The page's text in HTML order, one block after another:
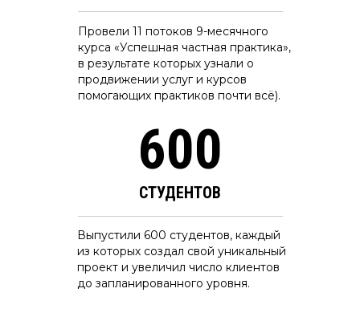
Провели 11 потоков 9-месячного
курса «Успешная частная практика»,
в результате которых узнали о
продвижении услуг и курсов
помогающих практиков почти всё).
Выпустили 600 студентов, каждый
из которых создал свой уникальный
проект и увеличил число клиентов
до запланированного уровня.
600
СТУДЕНТОВ